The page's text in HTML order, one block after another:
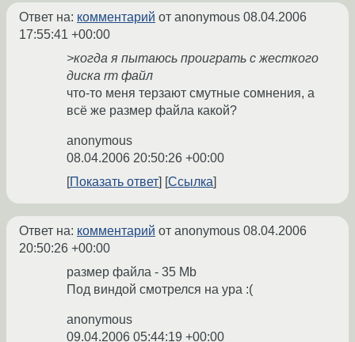
Ответ на: комментарий от anonymous 08.04.2006
17:55:41 +00:00
>когда я пытаюсь проиграть с жесткого
диска rm файл
что-то меня терзают смутные сомнения, а
всё же размер файла какой?
anonymous
08.04.2006 20:50:26 +00:00
Показать ответ
Ссылка
Ответ на: комментарий от anonymous 08.04.2006
20:50:26 +00:00
размер файла - 35 Mb
Под виндой смотрелся на ура :(
anonymous
09.04.2006 05:44:19 +00:00